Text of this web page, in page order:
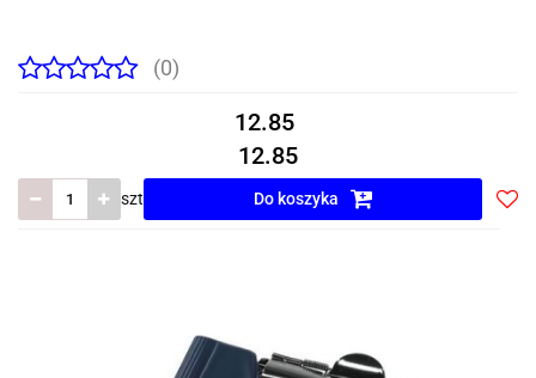
(0)
12.85
12.85
szt Do koszyka